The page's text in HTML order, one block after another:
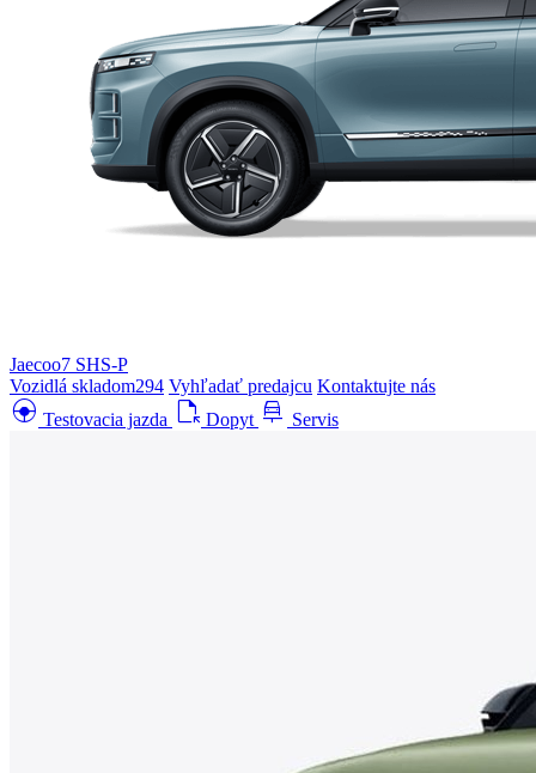
Jaecoo7 SHS-P
Vozidlá skladom294 Vyhľadať predajcu Kontaktujte nás
search_hands_free Testovacia jazda file_open Dopyt car_repair Servis